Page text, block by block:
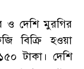
ও দেশি মুরগির
বিক্রি হওয়া
টাকা। দেশি